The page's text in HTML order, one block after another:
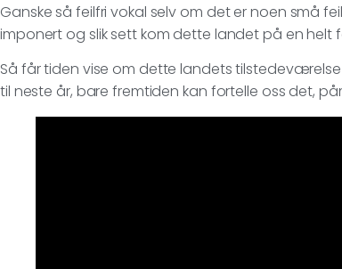
Ganske så feilfri vokal selv om det er noen små
imponert og slik sett kom dette landet på en helt
Så får tiden vise om dette landets
til neste år, bare fremtiden kan fortelle oss det,